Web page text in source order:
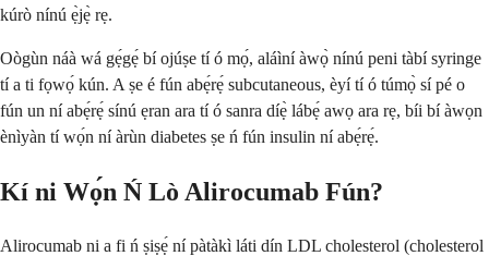
kúrò nínú ẹ̀jẹ̀ rẹ.
Oògùn náà wá gẹ́gẹ́ bí ojúṣe tí ó mọ́, aláìní àwọ̀ nínú peni tàbí syringe
tí a ti fọwọ́ kún. A ṣe é fún abẹ́rẹ́ subcutaneous, èyí tí ó túmọ̀ sí pé o
fún un ní abẹ́rẹ́ sínú ẹran ara tí ó sanra díẹ̀ lábẹ́ awọ ara rẹ, bíi bí àwọn
ènìyàn tí wọ́n ní àrùn diabetes ṣe ń fún insulin ní abẹ́rẹ́.
Kí ni Wọ́n Ń Lò Alirocumab Fún?
Alirocumab ni a fi ń ṣiṣẹ́ ní pàtàkì láti dín LDL cholesterol (cholesterol